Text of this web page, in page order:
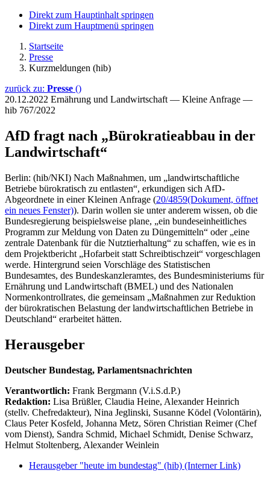
Direkt zum Hauptinhalt springen
Direkt zum Hauptmenü springen
Startseite
Presse
Kurzmeldungen (hib)
zurück zu: Presse ()
20.12.2022 Ernährung und Landwirtschaft — Kleine Anfrage —
hib 767/2022
AfD fragt nach „Bürokratieabbau in der
Landwirtschaft“
Berlin: (hib/NKI) Nach Maßnahmen, um „landwirtschaftliche
Betriebe bürokratisch zu entlasten“, erkundigen sich AfD-
Abgeordnete in einer Kleinen Anfrage (20/4859(Dokument, öffnet
ein neues Fenster)). Darin wollen sie unter anderem wissen, ob die
Bundesregierung beispielsweise plane, „ein bundeseinheitliches
Programm zur Meldung von Daten zu Düngemitteln“ oder „eine
zentrale Datenbank für die Nutztierhaltung“ zu schaffen, wie es in
dem Projektbericht „Hofarbeit statt Schreibtischzeit“ vorgeschlagen
werde. Hintergrund seien Vorschläge des Statistischen
Bundesamtes, des Bundeskanzleramtes, des Bundesministeriums für
Ernährung und Landwirtschaft (BMEL) und des Nationalen
Normenkontrollrates, die gemeinsam „Maßnahmen zur Reduktion
der bürokratischen Belastung der landwirtschaftlichen Betriebe in
Deutschland“ erarbeitet hätten.
Herausgeber
Deutscher Bundestag, Parlamentsnachrichten
Verantwortlich: Frank Bergmann (V.i.S.d.P.)
Redaktion: Lisa Brüßler, Claudia Heine, Alexander Heinrich
(stellv. Chefredakteur), Nina Jeglinski, Susanne Ködel (Volontärin),
Claus Peter Kosfeld, Johanna Metz, Sören Christian Reimer (Chef
vom Dienst), Sandra Schmid, Michael Schmidt, Denise Schwarz,
Helmut Stoltenberg, Alexander Weinlein
Herausgeber "heute im bundestag" (hib) (Interner Link)